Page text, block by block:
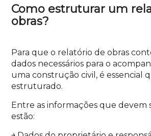
Como estruturar um
obras?
Para que o relatório de obras
dados necessários para o
uma construção civil, é essencial
estruturado.
Entre as informações que devem
estão: